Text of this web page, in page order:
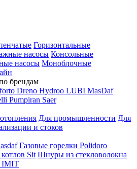
Горизонтальные
насосы Консольные
насосы Моноблочные
брендам
Dreno Hydroo LUBI MasDaf
Pumpiran Saer
Для промышленности Для
и стоков
Газовые горелки Polidoro
Sit Шнуры из стекловолокна
IMIT